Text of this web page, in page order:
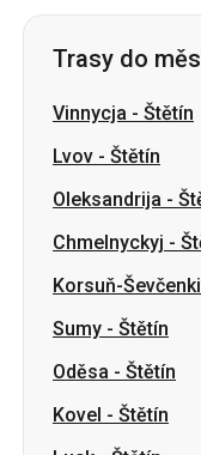
Oleksandrija-
Chmelnyckyj-
Korsuň-
Sumy-Štětín
Oděsa-Štětín
Kovel-Štětín
Luck-Štětín
Charkov-Štětín